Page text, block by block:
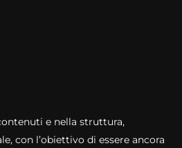
e nella struttura,
con l’obiettivo di essere ancora